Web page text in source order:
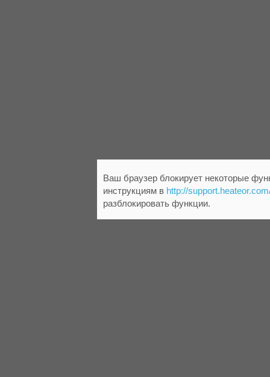
Ваш браузер блокирует некоторые
инструкциям в http://
разблокировать функции.